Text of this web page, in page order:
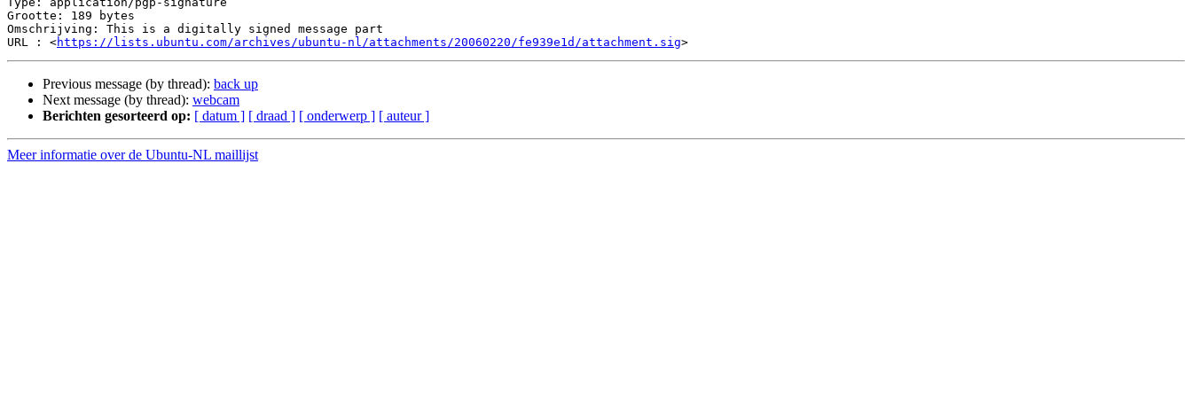
Grootte: 189 bytes
Omschrijving: This is a digitally signed message part
URL : <https://lists.ubuntu.com/archives/ubuntu-nl/attachments/20060220/fe939e1d/attachment.sig
Previous message (by thread): back up
Next message (by thread): webcam
Berichten gesorteerd op: [ datum ] [ draad ] [ onderwerp ] [ auteur ]
Meer informatie over de Ubuntu-NL maillijst